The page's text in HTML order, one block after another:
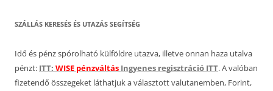
SZÁLLÁS KERESÉS ÉS UTAZÁS SEGÍTSÉG
Idő és pénz spórolható külföldre utazva, illetve onnan haza utalva
pénzt: ITT: WISE pénzváltás Ingyenes regisztráció ITT. A valóban
fizetendő összegeket láthatjuk a választott valutanemben, Forint,